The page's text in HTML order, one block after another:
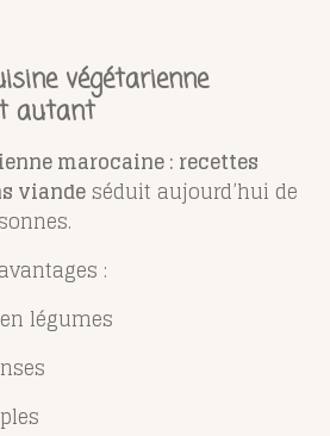
végétarienne
autant
marocaine : recettes
viande séduit aujourd’hui de
:
légumes